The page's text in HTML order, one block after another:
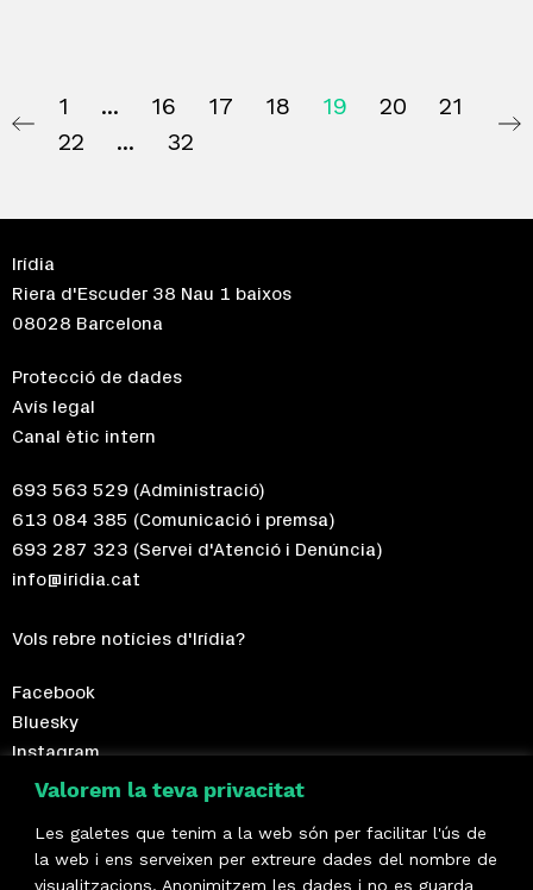
Valorem la teva privacitat
Les galetes que tenim a la web són per facilitar l'ús de
la web i ens serveixen per extreure dades del nombre de
visualitzacions. Anonimitzem les dades i no es guarda
1 16 17 18 19 20
21
22
32
Irídia
Riera d'Escuder 38 Nau 1 baixos
08028 Barcelona
Protecció de dades
Avís legal
Canal ètic intern
693 563 529 (Administració)
613 084 385 (Comunicació i premsa)
693 287 323 (Servei d'Atenció i Denúncia)
info@iridia.cat
Vols rebre notícies d'Irídia?
Facebook
Bluesky
Instagram
Telegram
Fes-te sòcia!